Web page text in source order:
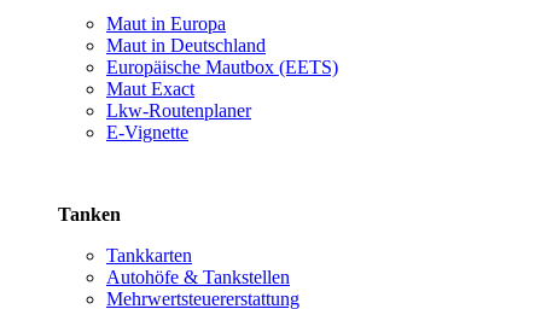
Maut in Europa
Maut in Deutschland
Europäische Mautbox (EETS)
Maut Exact
Lkw-Routenplaner
E-Vignette
Tanken
Tankkarten
Autohöfe & Tankstellen
Mehrwertsteuererstattung